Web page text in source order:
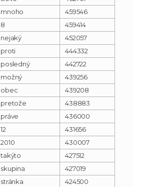
mnoho
459546
8
459414
nejaký
452057
proti
444332
posledný
442722
možný
439256
obec
439208
pretože
438883
práve
436000
12
431656
2010
430007
takýto
427512
skupina
427019
stránka
424500